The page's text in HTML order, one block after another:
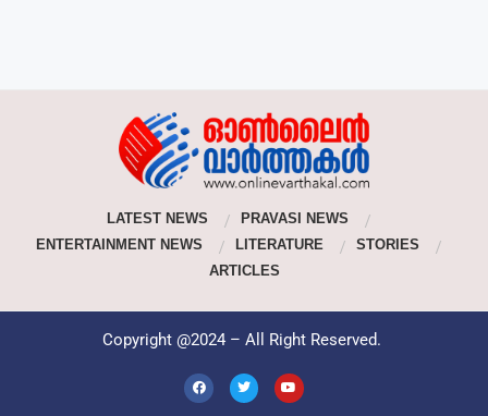
LATEST NEWS
PRAVASI NEWS
ENTERTAINMENT NEWS
LITERATURE
STORIES
ARTICLES
Copyright @2024 – All Right Reserved.